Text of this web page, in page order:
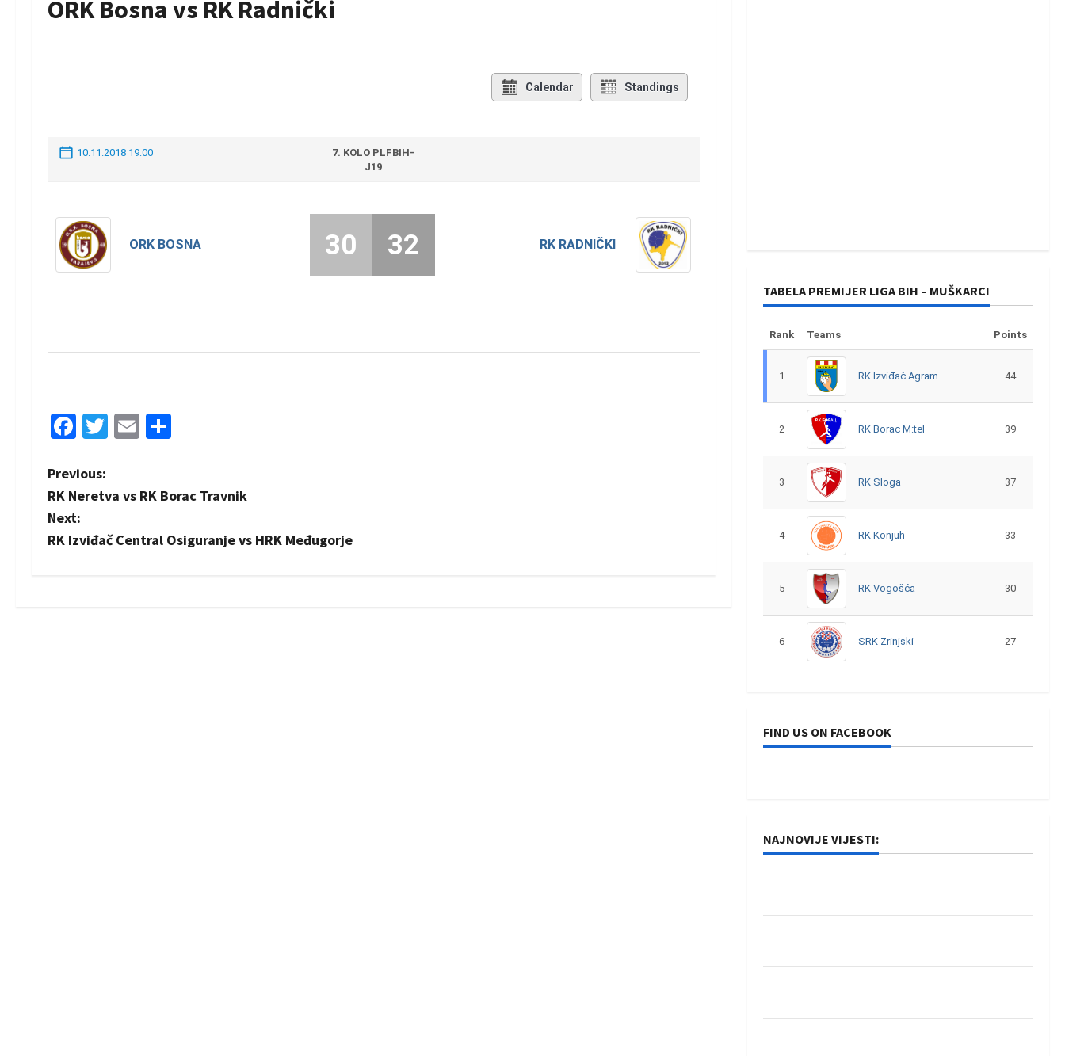
ORK Bosna vs RK Radnički
Calendar Standings
10.11.2018 19:00
7. KOLO PLFBIH-
J19
ORK BOSNA RK RADNIČKI
30 32
Facebook
Twitter
Email
P
o
s
Previous:
RK Neretva vs RK Borac Travnik
Next:
RK Izviđač Central Osiguranje vs HRK Međugorje
TABELA PREMIJER LIGA BIH – MUŠKARCI
Rank Teams Points
1 RK Izviđač Agram 44
2 RK Borac M:tel 39
3 RK Sloga 37
4 RK Konjuh 33
5 RK Vogošća 30
6 SRK Zrinjski 27
FIND US ON FACEBOOK
NAJNOVIJE VIJESTI: